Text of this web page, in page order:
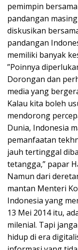
pemimpin
pandangan
diskusikan
pandangan
memiliki banyak
”Poinnya
Dorongan dan
media yang
Kalau kita boleh
mendorong
Dunia, Indonesia
pemanfaatan
jauh tertinggal
tetangga,” papar
Namun dari
mantan Menteri
Indonesia yang
13 Mei 2014 itu,
milenial. Tapi
hidup di era